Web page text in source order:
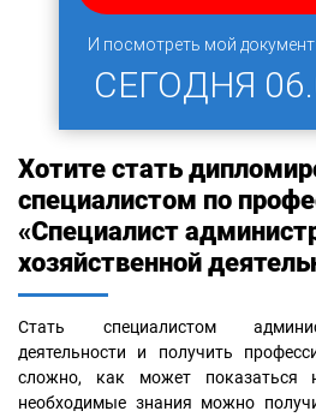
И посмотреть мой
СЕГОДНЯ
Хотите стать
специалистом по
«Специалист
хозяйственной
Стать специалистом
деятельности и получить
сложно, как может показаться
необходимые знания можно